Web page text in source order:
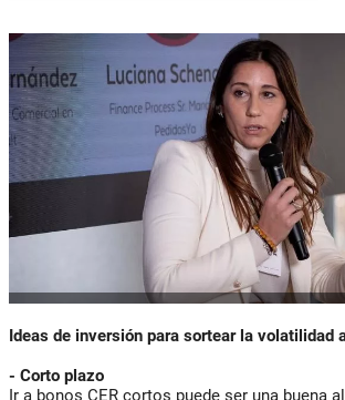
Ideas de inversión para sortear la volatilidad
- Corto plazo
Ir a bonos CER cortos puede ser una buena